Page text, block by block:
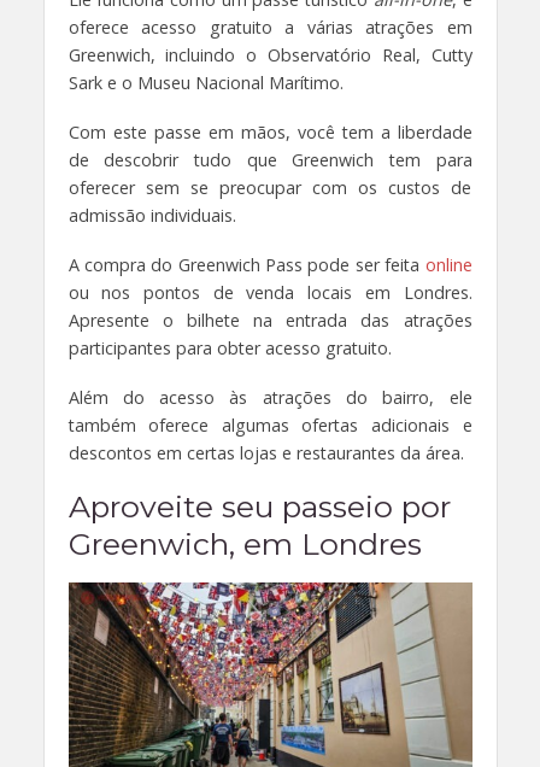
oferece acesso gratuito a várias atrações em
Greenwich, incluindo o Observatório Real, Cutty
Sark e o Museu Nacional Marítimo.
Com este passe em mãos, você tem a liberdade
de descobrir tudo que Greenwich tem para
oferecer sem se preocupar com os custos de
admissão individuais.
A compra do Greenwich Pass pode ser feita online
ou nos pontos de venda locais em Londres.
Apresente o bilhete na entrada das atrações
participantes para obter acesso gratuito.
Além do acesso às atrações do bairro, ele
também oferece algumas ofertas adicionais e
descontos em certas lojas e restaurantes da área.
Aproveite seu passeio por
Greenwich, em Londres